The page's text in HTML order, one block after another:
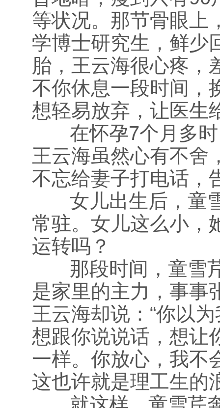
等状况。那节骨眼上
学博士研究生，鲜少
胎，王云海很心疼，
不你休息一段时间，
想轻易放弃，让医生
在怀孕7个月多时
王云海虽然心有不舍
不忘给妻子打电话，
女儿出生后，童雪
常驻。女儿这么小，
运转吗？
那段时间，童雪芹
是家里的主力，事事
王云海却说：“你以
想跟你说说话，想让
一样。你放心，我不
这也许就是理工生的